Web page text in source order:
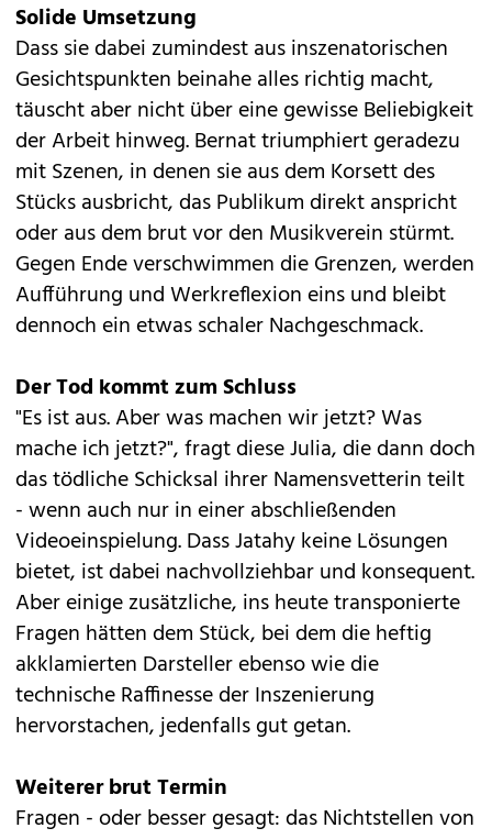
Solide Umsetzung
Dass sie dabei zumindest aus inszenatorischen
Gesichtspunkten beinahe alles richtig macht,
täuscht aber nicht über eine gewisse Beliebigkeit
der Arbeit hinweg. Bernat triumphiert geradezu
mit Szenen, in denen sie aus dem Korsett des
Stücks ausbricht, das Publikum direkt anspricht
oder aus dem brut vor den Musikverein stürmt.
Gegen Ende verschwimmen die Grenzen, werden
Aufführung und Werkreflexion eins und bleibt
dennoch ein etwas schaler Nachgeschmack.
Der Tod kommt zum Schluss
"Es ist aus. Aber was machen wir jetzt? Was
mache ich jetzt?", fragt diese Julia, die dann doch
das tödliche Schicksal ihrer Namensvetterin teilt
- wenn auch nur in einer abschließenden
Videoeinspielung. Dass Jatahy keine Lösungen
bietet, ist dabei nachvollziehbar und konsequent.
Aber einige zusätzliche, ins heute transponierte
Fragen hätten dem Stück, bei dem die heftig
akklamierten Darsteller ebenso wie die
technische Raffinesse der Inszenierung
hervorstachen, jedenfalls gut getan.
Weiterer brut Termin
Fragen - oder besser gesagt: das Nichtstellen von